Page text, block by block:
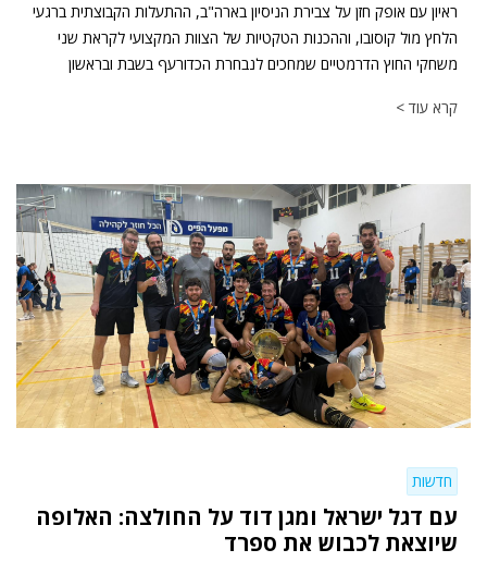
ראיון עם אופק חזן על צבירת הניסיון בארה"ב, ההתעלות הקבוצתית ברגעי
הלחץ מול קוסובו, וההכנות הטקטיות של הצוות המקצועי לקראת שני
משחקי החוץ הדרמטיים שמחכים לנבחרת הכדורעף בשבת ובראשון
קרא עוד >
חדשות
עם דגל ישראל ומגן דוד על החולצה: האלופה
שיוצאת לכבוש את ספרד